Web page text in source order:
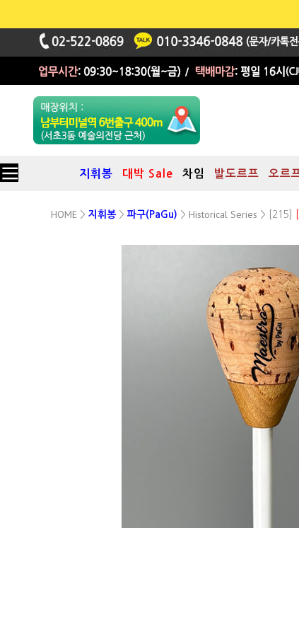
지휘봉 대박 Sale 차임 발도르프 오르
HOME > 지휘봉 > 파구(PaGu) > Historical Series > [215]